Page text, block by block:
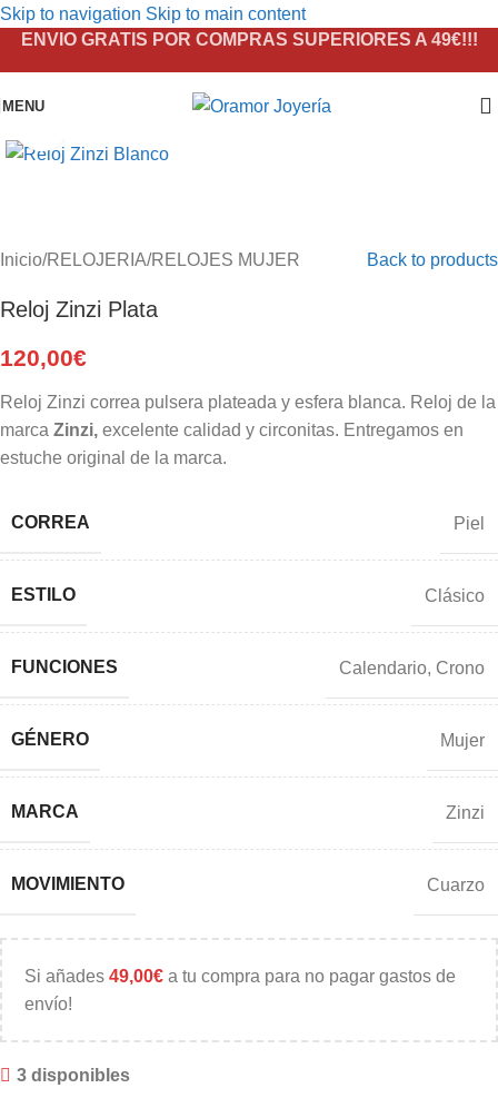
Skip to navigation Skip to main content
ENVIO GRATIS POR COMPRAS SUPERIORES A 49€!!!
MENU
Inicio/RELOJERIA/RELOJES MUJER Back to products
Reloj Zinzi Plata
120,00€
Reloj Zinzi correa pulsera plateada y esfera blanca. Reloj de la
marca Zinzi, excelente calidad y circonitas. Entregamos en
estuche original de la marca.
CORREA Piel
ESTILO Clásico
FUNCIONES Calendario, Crono
GÉNERO Mujer
MARCA Zinzi
MOVIMIENTO Cuarzo
Si añades 49,00€ a tu compra para no pagar gastos de
envío!
3 disponibles